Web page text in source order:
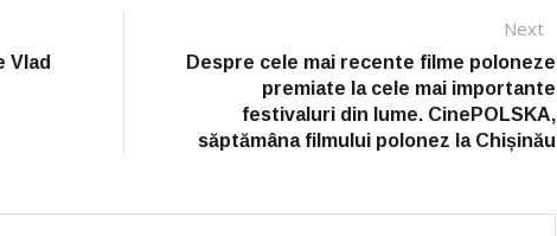
Vlad
Next
Despre cele mai recente filme poloneze
premiate la cele mai importante
festivaluri din lume. CinePOLSKA,
săptămâna filmului polonez la Chișinău